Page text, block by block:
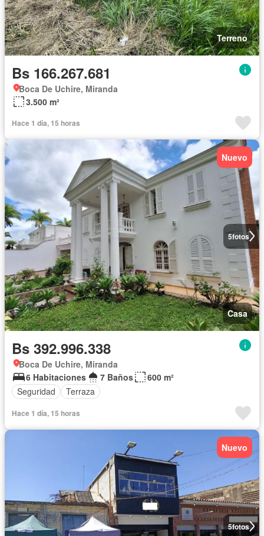
Terreno
Bs 166.267.681
Boca De Uchire, Miranda
3.500 m²
Hace 1 día, 15 horas
5fotos
Nuevo
Casa
Bs 392.996.338
Boca De Uchire, Miranda
6 Habitaciones
7 Baños
600 m²
Seguridad
Terraza
Hace 1 día, 15 horas
5fotos
Nuevo